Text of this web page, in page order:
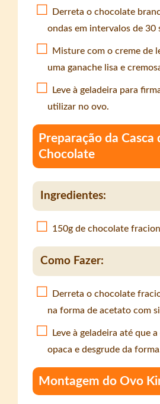
Derreta o chocolate
ondas em intervalos de 30
Misture com o creme de
uma ganache lisa e
Leve à geladeira para
utilizar no ovo.
Preparação da Casca
Chocolate
Ingredientes:
150g de chocolate
Como Fazer:
Derreta o chocolate
na forma de acetato com
Leve à geladeira até que
opaca e desgrude da
Montagem do Ovo